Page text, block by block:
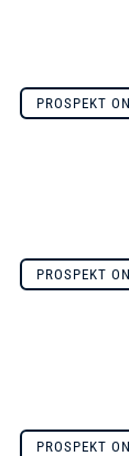
PROSPEKT
PROSPEKT
PROSPEKT